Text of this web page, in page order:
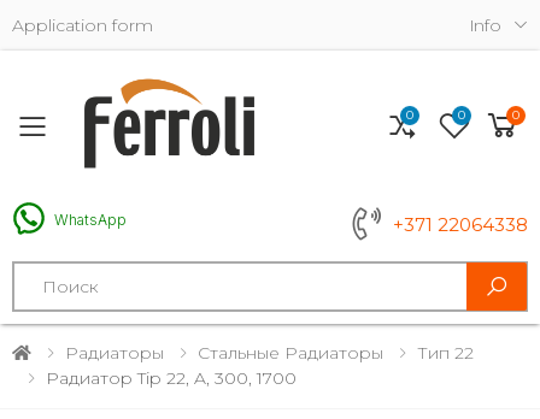
Application form Info
Toggle mobile menu
WhatsApp +371 22064338
Search
0 0 0
Радиаторы Стальные Радиаторы
Тип 22
Радиатор Tip 22, A, 300, 1700